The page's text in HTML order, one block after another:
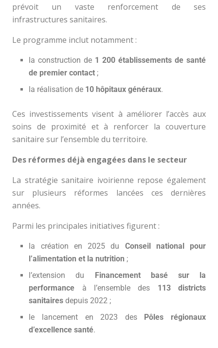
prévoit un vaste renforcement de ses
infrastructures sanitaires.
Le programme inclut notamment :
la construction de 1 200 établissements de santé
de premier contact ;
la réalisation de 10 hôpitaux généraux.
Ces investissements visent à améliorer l’accès aux
soins de proximité et à renforcer la couverture
sanitaire sur l’ensemble du territoire.
Des réformes déjà engagées dans le secteur
La stratégie sanitaire ivoirienne repose également
sur plusieurs réformes lancées ces dernières
années.
Parmi les principales initiatives figurent :
la création en 2025 du Conseil national pour
l’alimentation et la nutrition ;
l’extension du Financement basé sur la
performance à l’ensemble des 113 districts
sanitaires depuis 2022 ;
le lancement en 2023 des Pôles régionaux
d’excellence santé.